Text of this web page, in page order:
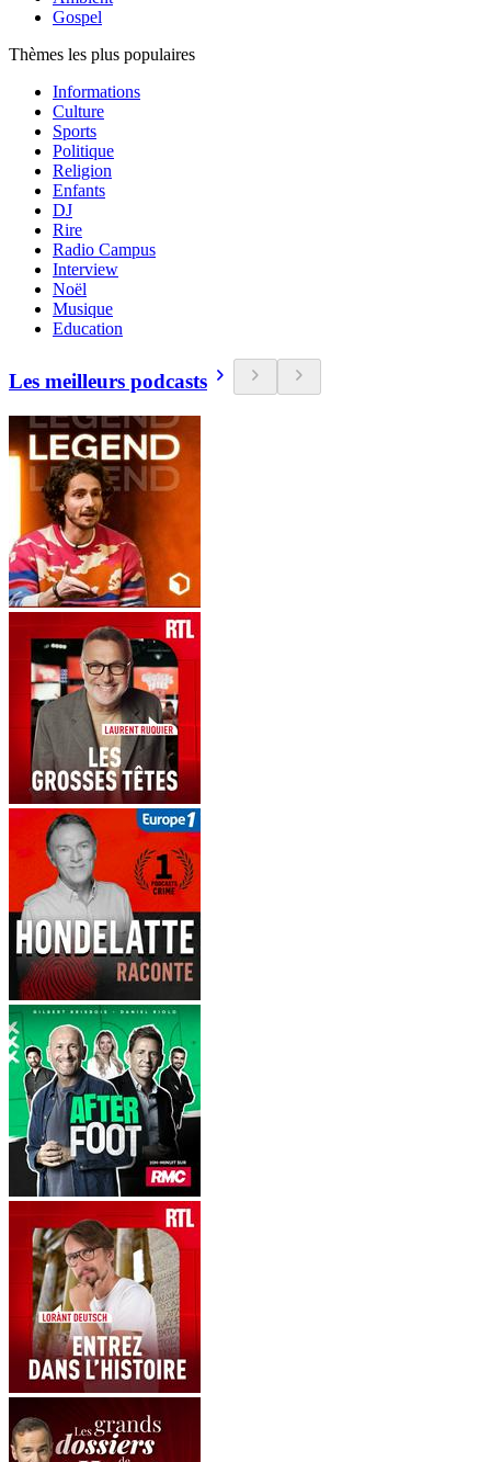
Gospel
Thèmes les plus populaires
Informations
Culture
Sports
Politique
Religion
Enfants
DJ
Rire
Radio Campus
Interview
Noël
Musique
Education
Les meilleurs podcasts